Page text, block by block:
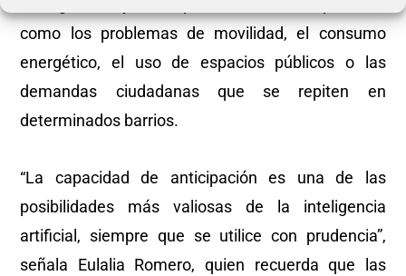
como los problemas de movilidad, el consumo
energético, el uso de espacios públicos o las
demandas ciudadanas que se repiten en
determinados barrios.
“La capacidad de anticipación es una de las
posibilidades más valiosas de la inteligencia
artificial, siempre que se utilice con prudencia”,
señala Eulalia Romero, quien recuerda que las